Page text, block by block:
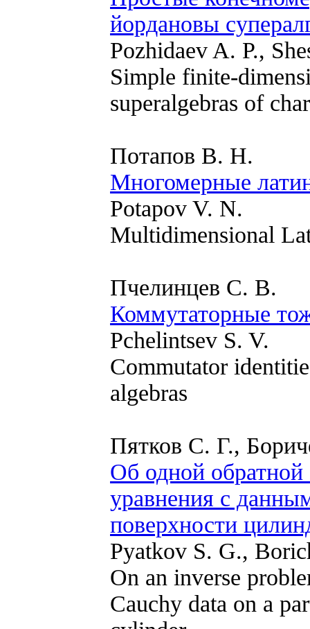
йордановы
Pozhidaev A. P.,
Simple finite-
superalgebras of
Потапов В. Н.
Многомерные
Potapov V. N.
Multidimensional
Пчелинцев С. В.
Коммутаторные
Pchelintsev S. V.
Commutator
algebras
Пятков С. Г.,
Об одной обратной
уравнения с
поверхности
Pyatkov S. G.,
On an inverse
Cauchy data on a